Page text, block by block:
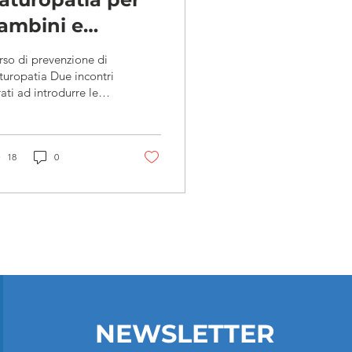
e
| Un
di cura
la salute e il
di prevenzione di
Due incontri
ad introdurre le
18 0
NEWSLETTER